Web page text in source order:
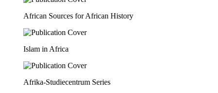
African Sources for African History
Islam in Africa
Afrika-Studiecentrum Series